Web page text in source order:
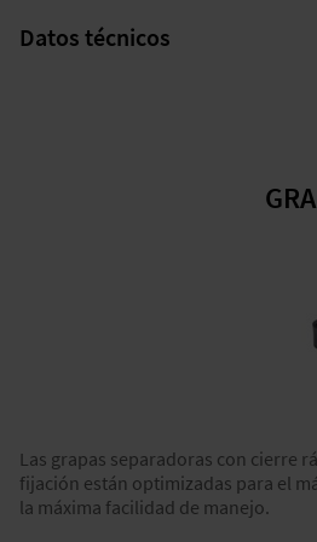
VER AHORA
Datos técnicos
Resistencia a impactos
Las grapas separadoras con cierre
fijación están optimizadas para el
la máxima facilidad de manejo.